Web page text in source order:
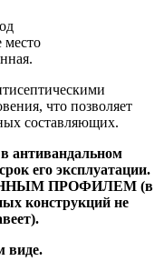
место
что позволяет
составляющих.
антивандальном
его эксплуатации.
ПРОФИЛЕМ (в
конструкций не
виде.